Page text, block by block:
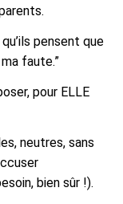
pensent que
faute.”
pour ELLE
neutres, sans
bien sûr !).